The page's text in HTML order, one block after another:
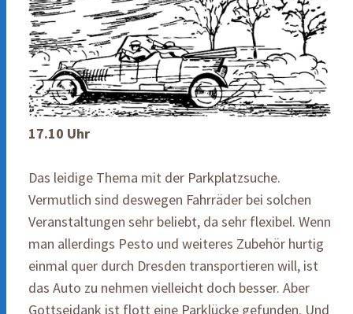
17.10 Uhr
Das leidige Thema mit der Parkplatzsuche.
Vermutlich sind deswegen Fahrräder bei solchen
Veranstaltungen sehr beliebt, da sehr flexibel. Wenn
man allerdings Pesto und weiteres Zubehör hurtig
einmal quer durch Dresden transportieren will, ist
das Auto zu nehmen vielleicht doch besser. Aber
Gottseidank ist flott eine Parklücke gefunden. Und